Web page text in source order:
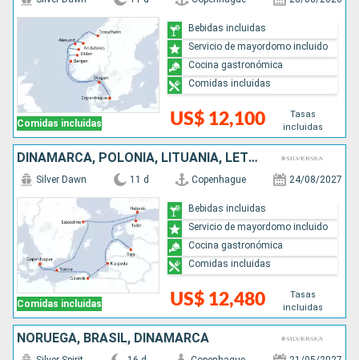
Comidas incluidas US$ 12,100
Tasas
incluidas
Bebidas incluidas
Servicio de mayordomo incluido
Cocina gastronómica
Comidas incluidas
DINAMARCA, POLONIA, LITUANIA, LETONIA, ESTONIA, FINLANDIA, SUECIA
Comidas incluidas
Silver Dawn 11 d Copenhague 24/08/2027
US$ 12,480
Tasas
incluidas
Bebidas incluidas
Servicio de mayordomo incluido
Cocina gastronómica
Comidas incluidas
NORUEGA, BRASIL, DINAMARCA